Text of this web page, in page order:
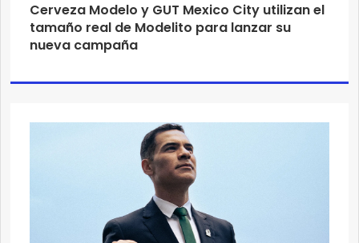
Cerveza Modelo y GUT Mexico City utilizan el
tamaño real de Modelito para lanzar su
nueva campaña